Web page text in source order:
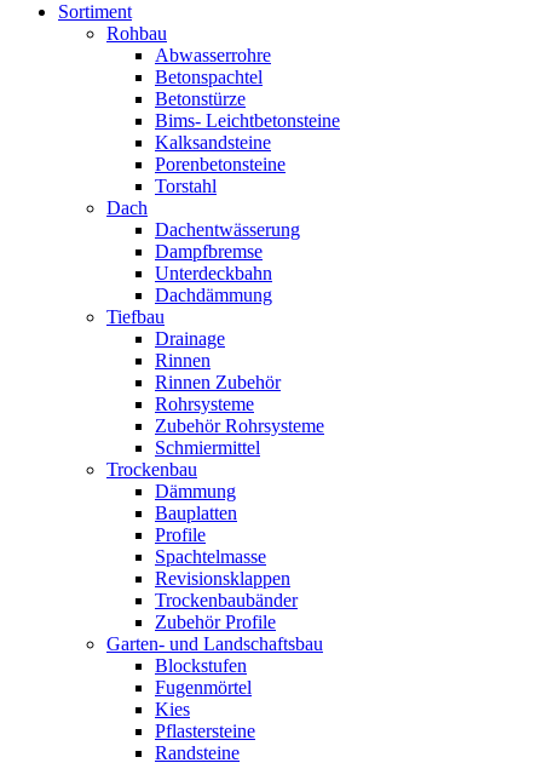
Sortiment
Rohbau
Abwasserrohre
Betonspachtel
Betonstürze
Bims- Leichtbetonsteine
Kalksandsteine
Porenbetonsteine
Torstahl
Dach
Dachentwässerung
Dampfbremse
Unterdeckbahn
Dachdämmung
Tiefbau
Drainage
Rinnen
Rinnen Zubehör
Rohrsysteme
Zubehör Rohrsysteme
Schmiermittel
Trockenbau
Dämmung
Bauplatten
Profile
Spachtelmasse
Revisionsklappen
Trockenbaubänder
Zubehör Profile
Garten- und Landschaftsbau
Blockstufen
Fugenmörtel
Kies
Pflastersteine
Randsteine